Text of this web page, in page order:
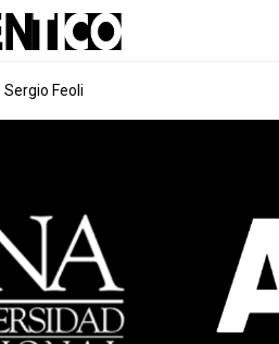
Sergio Feoli